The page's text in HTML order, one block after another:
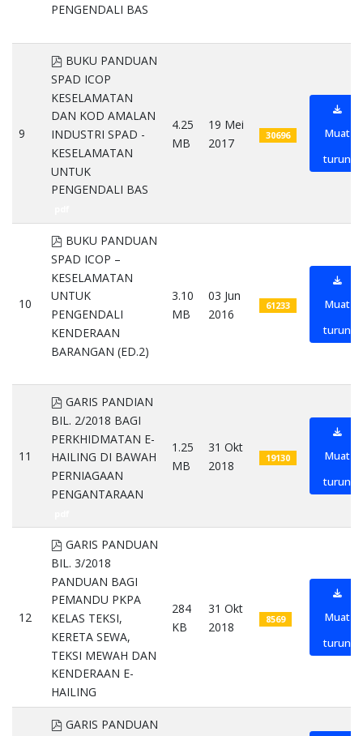
PENGENDALI BAS
9
pdf
BUKU PANDUAN
SPAD ICOP
KESELAMATAN
DAN KOD AMALAN
INDUSTRI SPAD -
KESELAMATAN
UNTUK
PENGENDALI BAS
4.25
MB
19 Mei
2017
30696
Muat
turun
10
pdf
BUKU PANDUAN
SPAD ICOP –
KESELAMATAN
UNTUK
PENGENDALI
KENDERAAN
BARANGAN (ED.2)
3.10
MB
03 Jun
2016
61233
Muat
turun
11
pdf
GARIS PANDIAN
BIL. 2/2018 BAGI
PERKHIDMATAN E-
HAILING DI BAWAH
PERNIAGAAN
PENGANTARAAN
1.25
MB
31 Okt
2018
19130
Muat
turun
12
pdf
GARIS PANDUAN
BIL. 3/2018
PANDUAN BAGI
PEMANDU PKPA
KELAS TEKSI,
KERETA SEWA,
TEKSI MEWAH DAN
KENDERAAN E-
HAILING
284
KB
31 Okt
2018
8569
Muat
turun
pdf
GARIS PANDUAN